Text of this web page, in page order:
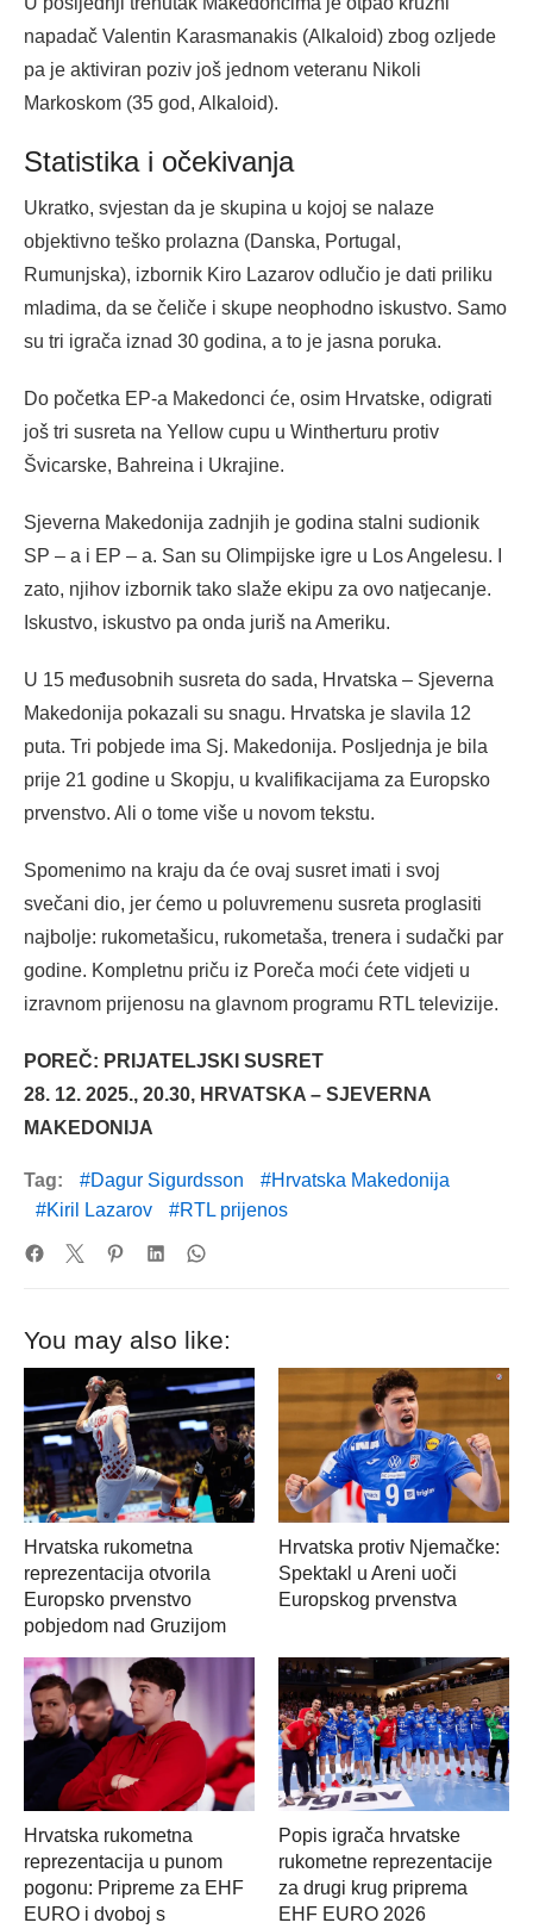
napadač Valentin Karasmanakis (Alkaloid) zbog ozljede
pa je aktiviran poziv još jednom veteranu Nikoli
Markoskom (35 god, Alkaloid).
Statistika i očekivanja
Ukratko, svjestan da je skupina u kojoj se nalaze
objektivno teško prolazna (Danska, Portugal,
Rumunjska), izbornik Kiro Lazarov odlučio je dati priliku
mladima, da se čeliče i skupe neophodno iskustvo. Samo
su tri igrača iznad 30 godina, a to je jasna poruka.
Do početka EP-a Makedonci će, osim Hrvatske, odigrati
još tri susreta na Yellow cupu u Wintherturu protiv
Švicarske, Bahreina i Ukrajine.
Sjeverna Makedonija zadnjih je godina stalni sudionik
SP – a i EP – a. San su Olimpijske igre u Los Angelesu. I
zato, njihov izbornik tako slaže ekipu za ovo natjecanje.
Iskustvo, iskustvo pa onda juriš na Ameriku.
U 15 međusobnih susreta do sada, Hrvatska – Sjeverna
Makedonija pokazali su snagu. Hrvatska je slavila 12
puta. Tri pobjede ima Sj. Makedonija. Posljednja je bila
prije 21 godine u Skopju, u kvalifikacijama za Europsko
prvenstvo. Ali o tome više u novom tekstu.
Spomenimo na kraju da će ovaj susret imati i svoj
svečani dio, jer ćemo u poluvremenu susreta proglasiti
najbolje: rukometašicu, rukometaša, trenera i sudački par
godine. Kompletnu priču iz Poreča moći ćete vidjeti u
izravnom prijenosu na glavnom programu RTL televizije.
POREČ: PRIJATELJSKI SUSRET
28. 12. 2025., 20.30, HRVATSKA – SJEVERNA
MAKEDONIJA
Tag: Dagur Sigurdsson
Hrvatska Makedonija
Kiril Lazarov
RTL prijenos
You may also like:
Hrvatska rukometna
reprezentacija otvorila
Europsko prvenstvo
pobjedom nad Gruzijom
Hrvatska protiv Njemačke:
Spektakl u Areni uoči
Europskog prvenstva
Hrvatska rukometna
reprezentacija u punom
pogonu: Pripreme za EHF
EURO i dvoboj s
Popis igrača hrvatske
rukometne reprezentacije
za drugi krug priprema
EHF EURO 2026